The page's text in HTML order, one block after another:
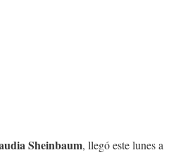
Sheinbaum, llegó este lunes a